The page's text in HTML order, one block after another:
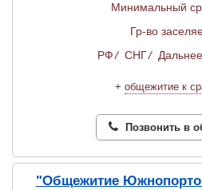
Минимальный
Гр-во
РФ/ СНГ/
+ общежитие к
Позвонить в
"Общежитие